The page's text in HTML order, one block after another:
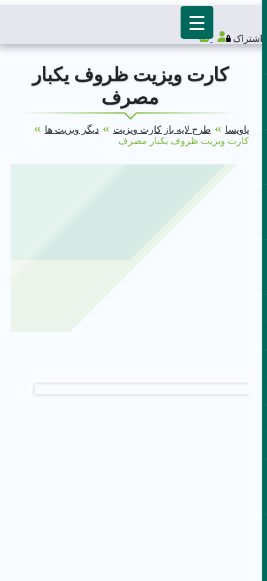
اشتراک
کارت ویزیت ظروف یکبار
مصرف
پاویسا»طرح لایه باز کارت ویزیت»دیگر ویزیت ها»
کارت ویزیت ظروف یکبار مصرف